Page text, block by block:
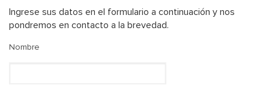
Ingrese sus datos en el formulario a continuación y nos
pondremos en contacto a la brevedad.
Nombre